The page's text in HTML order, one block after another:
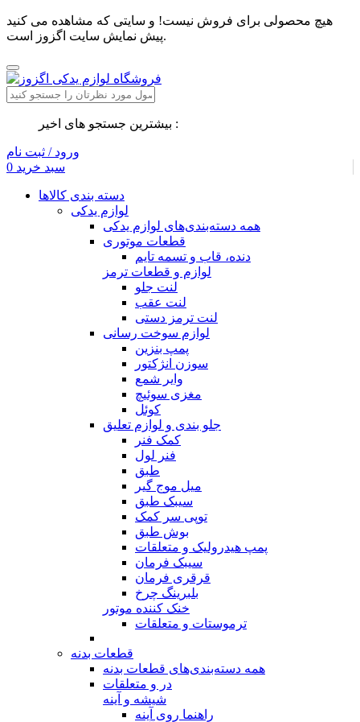
هیچ محصولی برای فروش نیست! و سایتی که مشاهده می کنید
پیش نمایش سایت اگزوز است.
بیشترین جستجو های اخیر :
ورود / ثبت نام
سبد خرید 0
دسته بندی کالاها
لوازم یدکی
همه دسته‌بندی‌های لوازم یدکی
قطعات موتوری
دنده، قاب و تسمه تایم
لوازم و قطعات ترمز
لنت جلو
لنت عقب
لنت ترمز دستی
لوازم سوخت رسانی
پمپ بنزین
سوزن انژکتور
وایر شمع
مغزی سوئیچ
کوئل
جلو بندی و لوازم تعلیق
کمک فنر
فنر لول
طبق
میل موج گیر
سیبک طبق
توپی سر کمک
بوش طبق
پمپ هیدرولیک و متعلقات
سیبک فرمان
قرقری فرمان
بلبرینگ چرخ
خنک کننده موتور
ترموستات و متعلقات
قطعات بدنه
همه دسته‌بندی‌های قطعات بدنه
در و متعلقات
شیشه و آینه
راهنما روی آینه